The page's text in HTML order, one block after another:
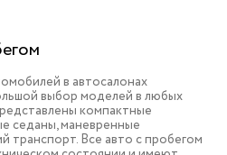
в автосалонах
выбор моделей в любых
компактные
седаны, маневренные
транспорт. Все авто с пробегом